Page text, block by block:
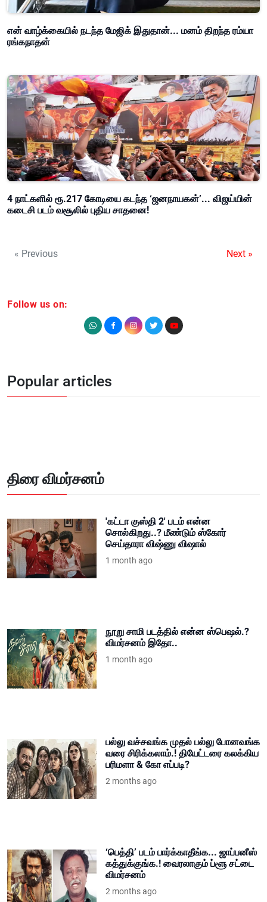
என் வாழ்க்கையில் நடந்த மேஜிக் இதுதான்... மனம் திறந்த ரம்யா
ரங்கநாதன்
4 நாட்களில் ரூ.217 கோடியை கடந்த ‘ஜனநாயகன்’... விஜய்யின்
கடைசி படம் வசூலில் புதிய சாதனை!
« Previous Next »
Follow us on:
Popular articles
திரை விமர்சனம்
'கட்டா குஸ்தி 2' படம் என்ன
சொல்கிறது..? மீண்டும் ஸ்கோர்
செய்தாரா விஷ்ணு விஷால்
1 month ago
நூறு சாமி படத்தில் என்ன ஸ்பெஷல்.?
விமர்சனம் இதோ..
1 month ago
பல்லு வச்சவங்க முதல் பல்லு போனவங்க
வரை சிரிக்கலாம்.! தியேட்டரை கலக்கிய
பரிமளா & கோ எப்படி?
2 months ago
‘பெத்தி’ படம் பார்க்காதீங்க... ஜாப்பனீஸ்
கத்துக்குங்க.! வைரலாகும் ப்ளூ சட்டை
விமர்சனம்
2 months ago